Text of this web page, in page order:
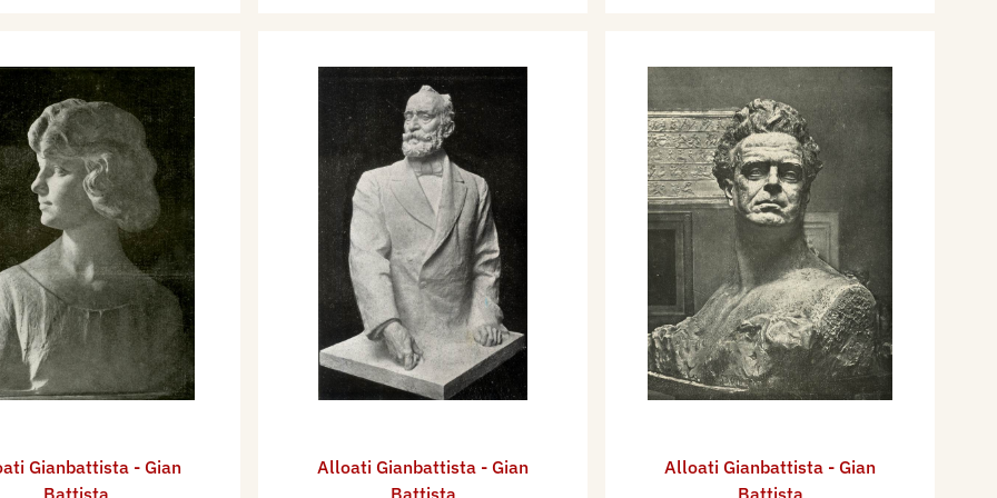
Gianbattista - Gian
Battista
Alloati Gianbattista - Gian
Battista
Alloati Gianbattista - Gian
Battista